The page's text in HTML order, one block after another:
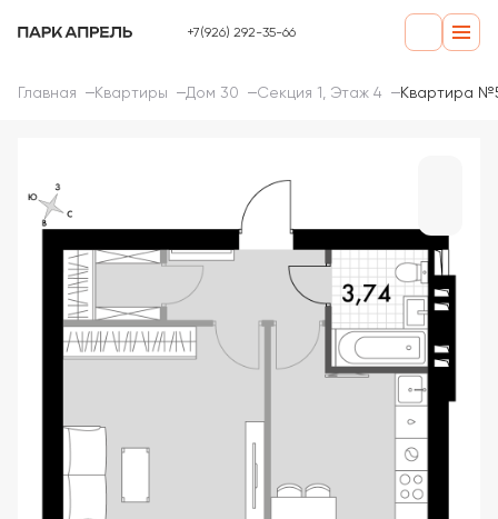
+7(926) 292-35-66
Главная Квартиры Дом 30 Секция 1, Этаж 4 Квартира